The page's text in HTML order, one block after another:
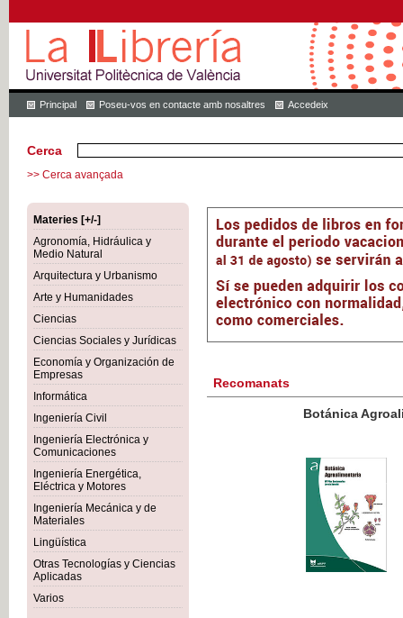
Principal Poseu-vos en contacte amb nosaltres Accedeix
Cerca
>> Cerca avançada
Materies [+/-]
Agronomía, Hidráulica y
Medio Natural
Arquitectura y Urbanismo
Arte y Humanidades
Ciencias
Ciencias Sociales y Jurídicas
Economía y Organización de
Empresas
Informática
Ingeniería Civil
Ingeniería Electrónica y
Comunicaciones
Ingeniería Energética,
Eléctrica y Motores
Ingeniería Mecánica y de
Materiales
Lingüística
Otras Tecnologías y Ciencias
Aplicadas
Varios
Recomanats
Botánica Agroalimentaria
IVA